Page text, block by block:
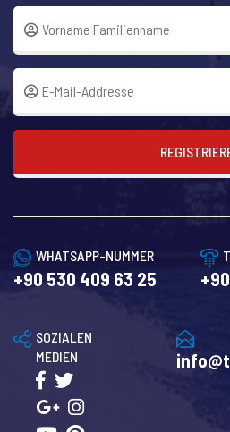
WHATSAPP-NUMMER
+90 530 409 63 25
SOZIALEN
MEDIEN